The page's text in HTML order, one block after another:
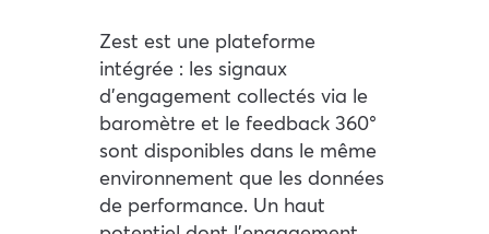
Zest est une plateforme
intégrée : les signaux
d’engagement collectés via le
baromètre et le feedback 360°
sont disponibles dans le même
environnement que les données
de performance. Un haut